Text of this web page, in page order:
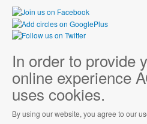
In order to provide
online experience
uses cookies.
By using our website, you agree to our